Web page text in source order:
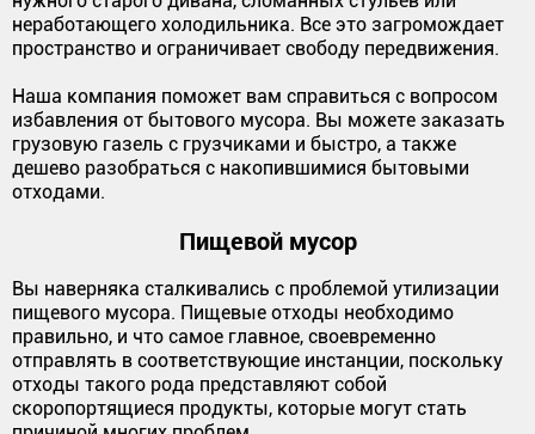
неработающего холодильника. Все это загромождает
пространство и ограничивает свободу передвижения.
Наша компания поможет вам справиться с вопросом
избавления от бытового мусора. Вы можете заказать
грузовую газель с грузчиками и быстро, а также
дешево разобраться с накопившимися бытовыми
отходами.
Пищевой мусор
Вы наверняка сталкивались с проблемой утилизации
пищевого мусора. Пищевые отходы необходимо
правильно, и что самое главное, своевременно
отправлять в соответствующие инстанции, поскольку
отходы такого рода представляют собой
скоропортящиеся продукты, которые могут стать